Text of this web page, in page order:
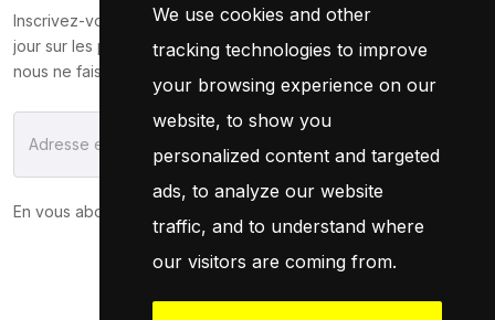
We use cookies and other
tracking technologies to improve
your browsing experience on our
website, to show you
personalized content and targeted
ads, to analyze our website
traffic, and to understand where
our visitors are coming from.
Inscrivez-vous maintenant pour recevoir les dernières mises à
jour sur les promotions et les coupons. Ne vous inquiétez pas,
nous ne faisons pas de spam !
S'Abonner
En vous abonnant, vous acceptez notre